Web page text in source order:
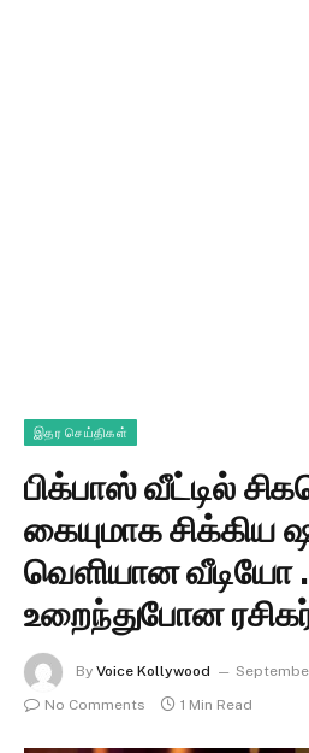
இதர செய்திகள்
பிக்பாஸ் வீட்டில்
கையுமாக
வெளியான
உறைந்துபோன
By Voice Kollywood
No Comments
1 Min Read